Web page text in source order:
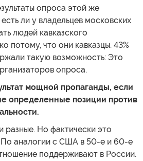
опроса этой же
ли у владельцев московских
людей кавказского
потому, что они кавказцы. 43%
такую возможность: Это
опроса.
мощной пропаганды, если
определенные позиции против
разные. Но фактически это
аналогии с США в 50-е и 60-е
поддерживают в России.